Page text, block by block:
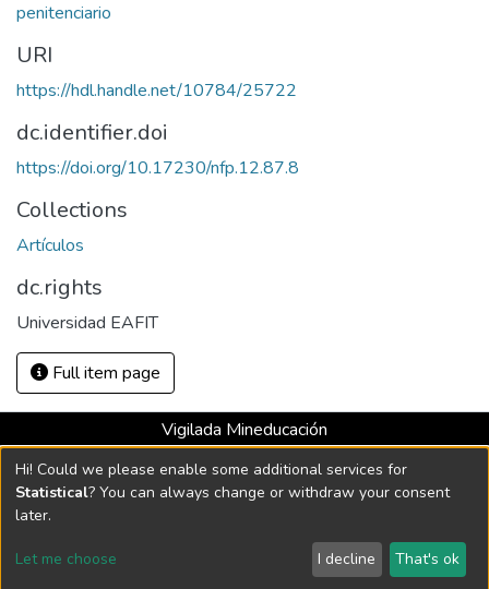
penitenciario
URI
https://hdl.handle.net/10784/25722
dc.identifier.doi
https://doi.org/10.17230/nfp.12.87.8
Collections
Artículos
dc.rights
Universidad EAFIT
Full item page
Vigilada Mineducación
Universidad con Acreditación Institucional hasta 2026 -
Resolución MEN 2158 de 2018
DSpace software copyright © 2002-2026 LYRASIS
Send Feedback
Hi! Could we please enable some additional services for
Statistical? You can always change or withdraw your consent
later.
Let me choose I decline That's ok